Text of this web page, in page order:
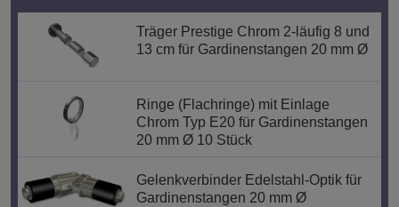
Träger Prestige Chrom 2-läufig 8 und
13 cm für Gardinenstangen 20 mm Ø
Ringe (Flachringe) mit Einlage
Chrom Typ E20 für Gardinenstangen
20 mm Ø 10 Stück
Gelenkverbinder Edelstahl-Optik für
Gardinenstangen 20 mm Ø